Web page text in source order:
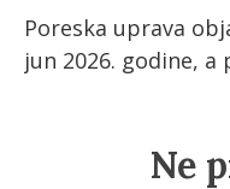
Poreska uprava
jun 2026. godine, a
Ne